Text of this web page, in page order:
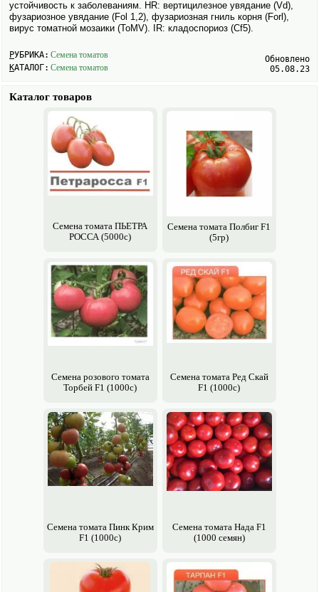
устойчивость к заболеваниям. HR: вертицилезное увядание (Vd),
фузариозное увядание (Fol 1,2), фузариозная гниль корня (Forl),
вирус томатной мозаики (ToMV). IR: кладоспориоз (Сf5).
РУБРИКА: Семена томатов
Обновлено
05.08.23
КАТАЛОГ: Семена томатов
Каталог товаров
Семена томата ПЬЕТРА
РОССА (5000с)
Семена томата Полбиг F1
(5гр)
Семена розового томата
Торбей F1 (1000с)
Семена томата Ред Скай
F1 (1000с)
Семена томата Пинк Крим
F1 (1000с)
Семена томата Нада F1
(1000 семян)